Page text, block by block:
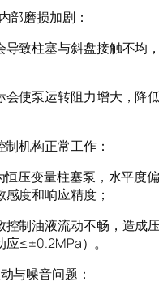
部磨损加剧：
导致柱塞与斜盘接触不均
会使泵运转阻力增大，降
机构正常工作：
恒压变量柱塞泵，水平度
度和响应精度；
控制油液流动不畅，造成
应≤±0.2MPa）。
与噪音问题：